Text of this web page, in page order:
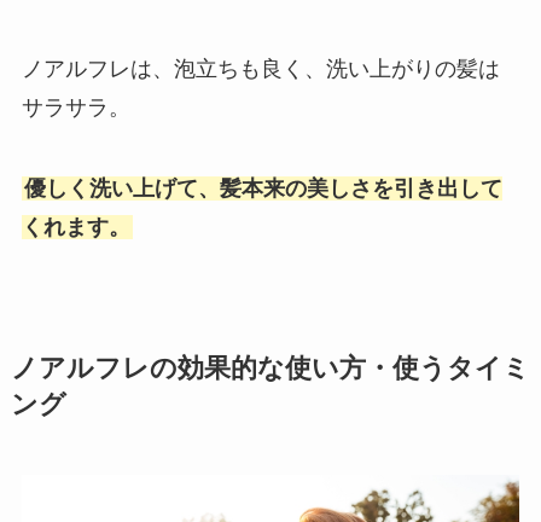
ノアルフレは、泡立ちも良く、洗い上がりの髪は
サラサラ。
優しく洗い上げて、髪本来の美しさを引き出して
くれます。
ノアルフレの効果的な使い方・使うタイミ
ング